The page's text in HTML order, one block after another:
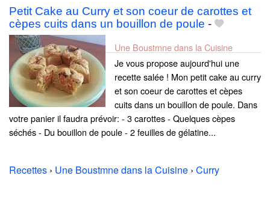
Petit Cake au Curry et son coeur de carottes et
cèpes cuits dans un bouillon de poule -
Une Boustmne dans la Cuisine
Je vous propose aujourd'hui une
recette salée ! Mon petit cake au curry
et son coeur de carottes et cèpes
cuits dans un bouillon de poule. Dans
votre panier il faudra prévoir: - 3 carottes - Quelques cèpes
séchés - Du bouillon de poule - 2 feuilles de gélatine...
Recettes › Une Boustmne dans la Cuisine › Curry